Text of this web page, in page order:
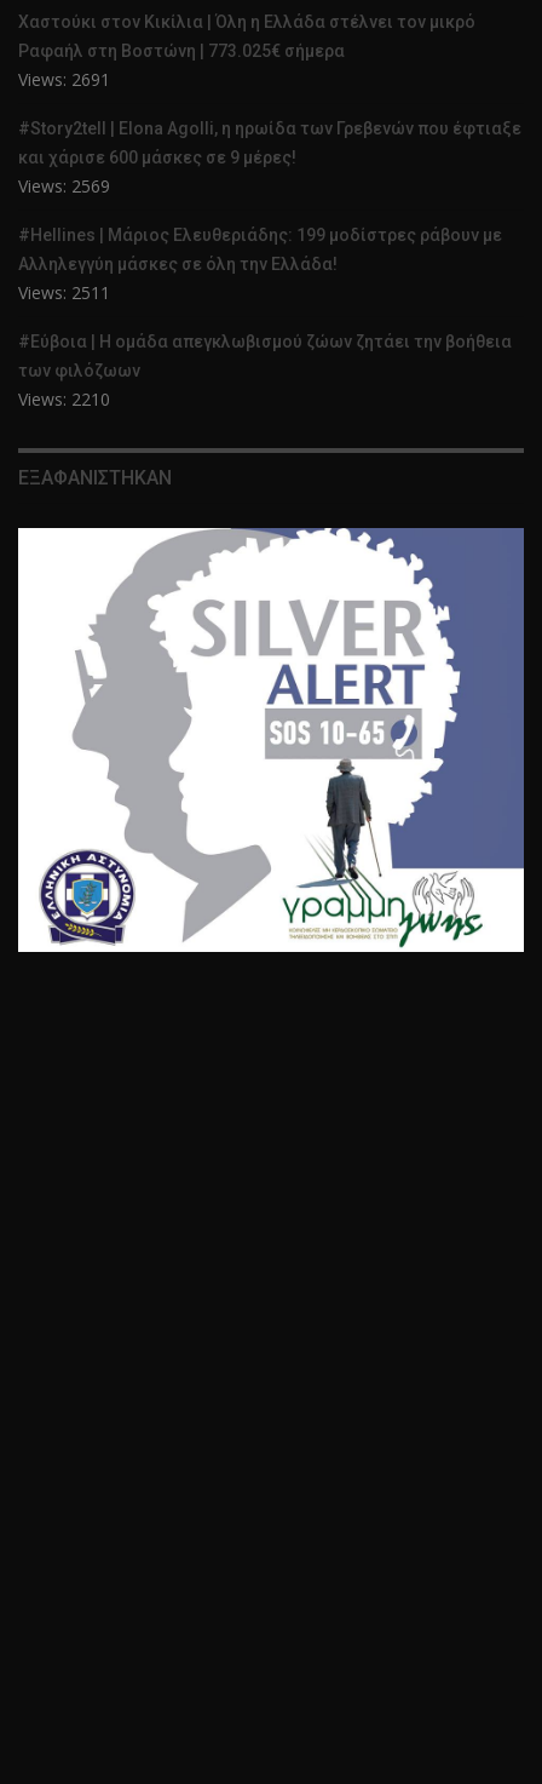
Χαστούκι στον Κικίλια | Όλη η Ελλάδα στέλνει τον μικρό
Ραφαήλ στη Βοστώνη | 773.025€ σήμερα
Views: 2691
#Story2tell | Elona Agolli, η ηρωίδα των Γρεβενών που έφτιαξε
και χάρισε 600 μάσκες σε 9 μέρες!
Views: 2569
#Hellines | Μάριος Ελευθεριάδης: 199 μοδίστρες ράβουν με
Αλληλεγγύη μάσκες σε όλη την Ελλάδα!
Views: 2511
#Εύβοια | Η ομάδα απεγκλωβισμού ζώων ζητάει την βοήθεια
των φιλόζωων
Views: 2210
ΕΞΑΦΑΝΙΣΤΗΚΑΝ